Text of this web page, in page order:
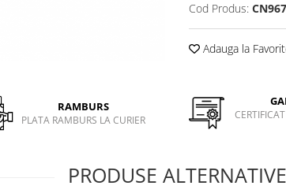
Cod Produs:
Adauga la
RAMBURS
PLATA RAMBURS LA CURIER
PRODUSE ALTERNATIVE